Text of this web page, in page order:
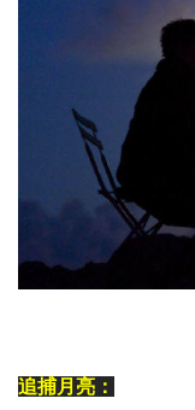
追捕月亮：